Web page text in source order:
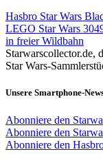
Hasbro Star Wars
LEGO Star Wars
in freier Wildbahn
Starwarscollector.de,
Star Wars-
Unsere Smartphone-
Abonniere den
Abonniere den
Abonniere den